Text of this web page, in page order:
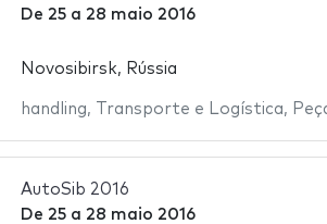
De 25a 28 maio 2016
Novosibirsk, Rússia
handling, Transporte e Logística,
AutoSib 2016
De 25a 28 maio 2016